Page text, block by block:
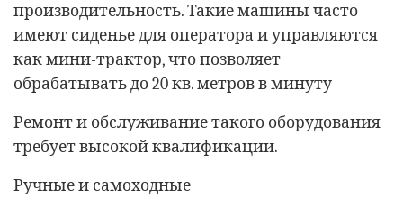
производительность. Такие машины часто
имеют сиденье для оператора и управляются
как мини-трактор, что позволяет
обрабатывать до 20 кв. метров в минуту
Ремонт и обслуживание такого оборудования
требует высокой квалификации.
Ручные и самоходные